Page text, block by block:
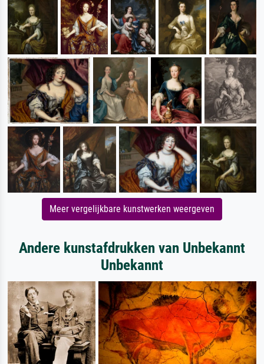
Meer vergelijkbare kunstwerken weergeven
Andere kunstafdrukken van Unbekannt
Unbekannt